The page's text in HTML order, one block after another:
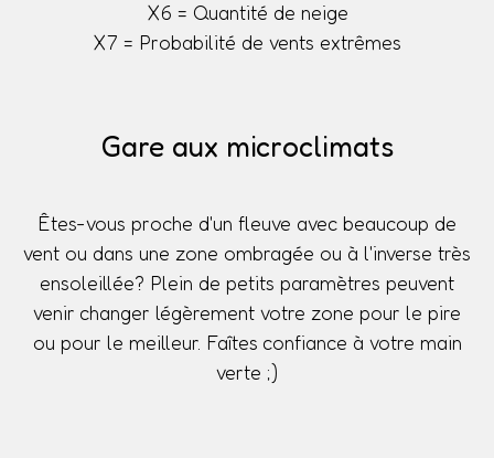
X6 = Quantité de neige
X7 = Probabilité de vents extrêmes
Gare aux microclimats
Êtes-vous proche d'un fleuve avec beaucoup de
vent ou dans une zone ombragée ou à l'inverse très
ensoleillée? Plein de petits paramètres peuvent
venir changer légèrement votre zone pour le pire
ou pour le meilleur. Faîtes confiance à votre main
verte ;)